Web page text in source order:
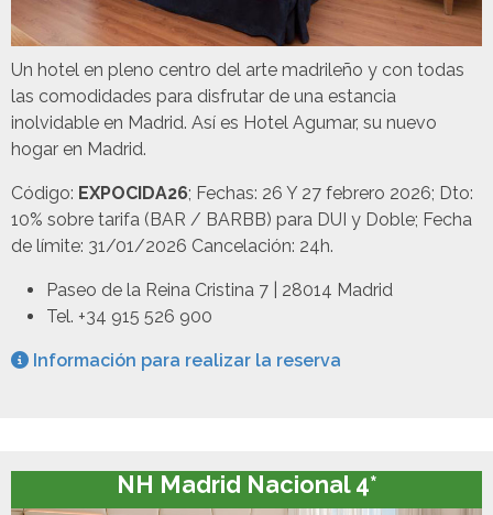
Un hotel en pleno centro del arte madrileño y con todas
las comodidades para disfrutar de una estancia
inolvidable en Madrid. Así es Hotel Agumar, su nuevo
hogar en Madrid.
Código: EXPOCIDA26; Fechas: 26 Y 27 febrero 2026; Dto:
10% sobre tarifa (BAR / BARBB) para DUI y Doble; Fecha
de límite: 31/01/2026 Cancelación: 24h.
Paseo de la Reina Cristina 7 | 28014 Madrid
Tel. +34 915 526 900
Información para realizar la reserva
NH Madrid Nacional 4*